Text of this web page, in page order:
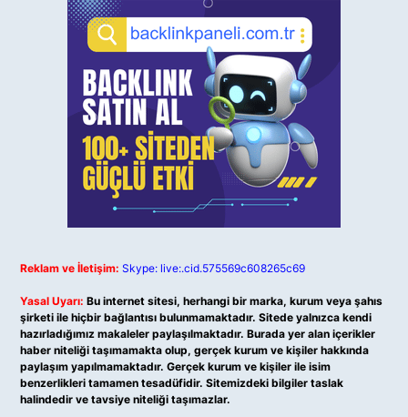
Reklam ve İletişim: Skype: live:.cid.575569c608265c69
Yasal Uyarı: Bu internet sitesi, herhangi bir marka, kurum veya şahıs
şirketi ile hiçbir bağlantısı bulunmamaktadır. Sitede yalnızca kendi
hazırladığımız makaleler paylaşılmaktadır. Burada yer alan içerikler
haber niteliği taşımamakta olup, gerçek kurum ve kişiler hakkında
paylaşım yapılmamaktadır. Gerçek kurum ve kişiler ile isim
benzerlikleri tamamen tesadüfidir. Sitemizdeki bilgiler taslak
halindedir ve tavsiye niteliği taşımazlar.